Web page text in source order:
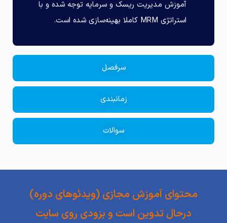
سرفصل
زمانبندی
سوالات
آموزش مدیریت ریسک و سرمایه توجه شده و با
استراتژی MRM کاملا بهینه‌سازی شده است.
محتوای آموزش مجازی (ویدئوهای دوره)
درحال تدوین است و بزودی روی سایت